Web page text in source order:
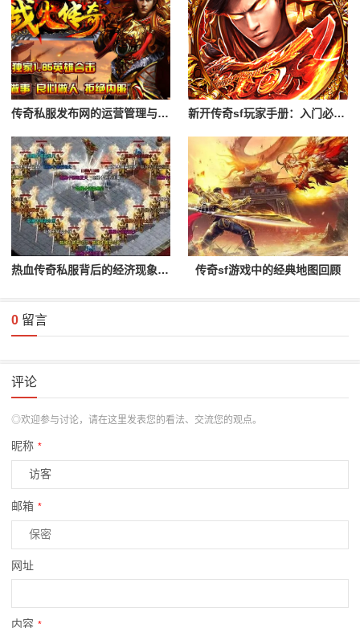
传奇私服发布网的运营管理与创新 新开传奇sf玩家手册：入门必读攻略
热血传奇私服背后的经济现象分析 传奇sf游戏中的经典地图回顾
0 留言
评论
◎欢迎参与讨论，请在这里发表您的看法、交流您的观点。
昵称 *
邮箱 *
网址
内容 *